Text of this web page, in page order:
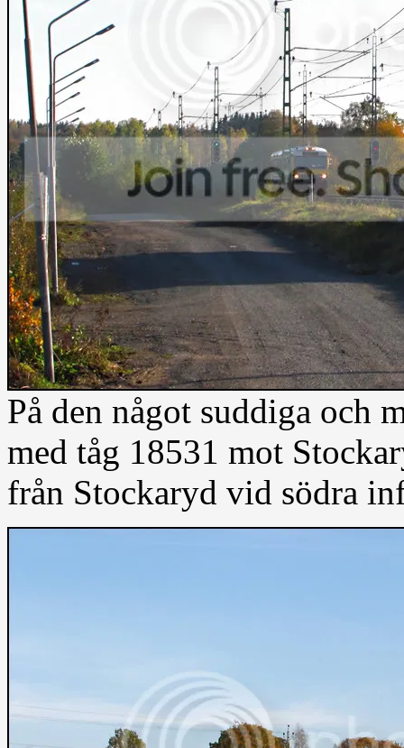
På den något suddiga och
med tåg 18531 mot
från Stockaryd vid södra